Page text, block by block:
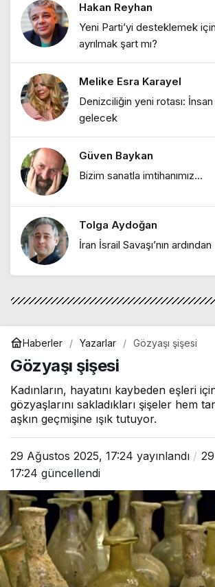
Ebru Bozcuk
"Lilith efsanesi"
Ebru Bozcuk
"Mor salkımlar ve
Ebru Bozcuk
"HEY ONBEŞLİ… Kınalı
Ebru Bozcuk
"Boşuna"
Hakan Reyhan
Yeni Parti’yi desteklemek
ayrılmak şart mı?
Melike Esra Karayel
Denizciliğin yeni rotası: İnsan
gelecek
Güven Baykan
Bizim sanatla imtihanımız…
Tolga Aydoğan
İran İsrail Savaşı’nın ardından
Haberler Yazarlar Gözyaşı şişesi
Gözyaşı şişesi
Kadınların, hayatını kaybeden eşleri
gözyaşlarını sakladıkları şişeler hem
aşkın geçmişine ışık tutuyor.
29 Ağustos 2025, 17:24 yayınlandı
17:24 güncellendi